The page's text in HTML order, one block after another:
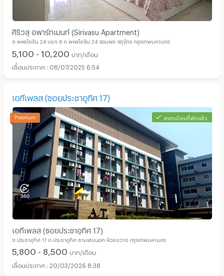
ศิริวสุ อพาร์ทเมนท์ (Sirivasu Apartment)
ซ.พหลโยธิน 24 แยก 6 ถ.พหลโยธิน 24 จอมพล จตุจักร กรุงเทพมหานคร
5,100 - 10,200 บาท/เดือน
08/07/2025 6:54
เอทีเพลส (ซอยประชาอุทิศ 17)
ลงทะเบียนที่พักแล้ว
เอทีเพลส (ซอยประชาอุทิศ 17)
ซ.ประชาอุทิศ 17 ถ.ประชาอุทิศ สามเสนนอก ห้วยขวาง กรุงเทพมหานคร
5,800 - 8,500 บาท/เดือน
20/03/2026 8:38